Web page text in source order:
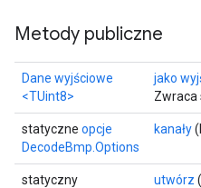
Metody publiczne
Dane wyjściowe
<TUint8>
jako
Zwraca
statyczne opcje
DecodeBmp.Options
kanały
statyczny
utwórz (